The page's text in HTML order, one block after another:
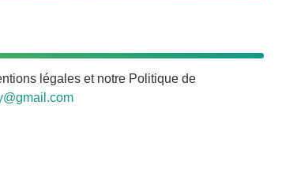
légales et notre Politique de